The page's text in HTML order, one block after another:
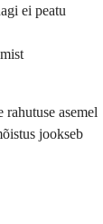
ei peatu
asemel
jookseb